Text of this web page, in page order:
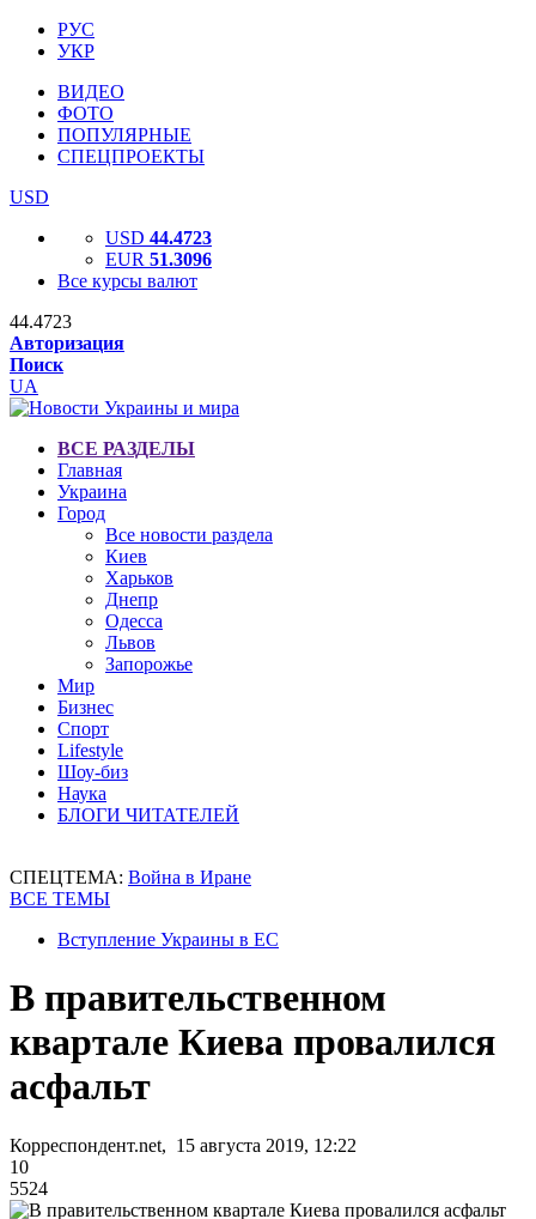
РУС
УКР
ВИДЕО
ФОТО
ПОПУЛЯРНЫЕ
СПЕЦПРОЕКТЫ
USD
USD 44.4723
EUR 51.3096
Все курсы валют
44.4723
Авторизация
Поиск
UA
ВСЕ РАЗДЕЛЫ
Главная
Украина
Город
Все новости раздела
Киев
Харьков
Днепр
Одесса
Львов
Запорожье
Мир
Бизнес
Спорт
Lifestyle
Шоу-биз
Наука
БЛОГИ ЧИТАТЕЛЕЙ
СПЕЦТЕМА: Война в Иране
ВСЕ ТЕМЫ
Вступление Украины в ЕС
В правительственном
квартале Киева провалился
асфальт
Корреспондент.net, 15 августа 2019, 12:22
10
5524